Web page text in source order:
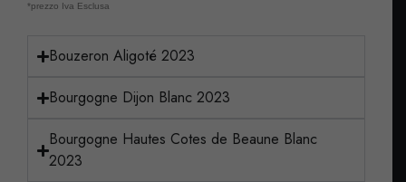
*prezzo Iva Esclusa
Bouzeron Aligoté 2023
Bourgogne Dijon Blanc 2023
Bourgogne Hautes Cotes de Beaune Blanc
2023